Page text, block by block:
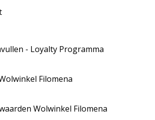
- Loyalty Programma
Filomena
Wolwinkel Filomena